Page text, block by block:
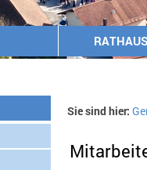
Sie sind hier: